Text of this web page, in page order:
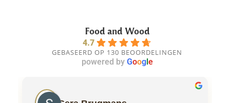
Food and Wood
4.7
GEBASEERD OP 130 BEOORDELINGEN
powered by Googl e